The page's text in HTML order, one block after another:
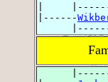
|
|------